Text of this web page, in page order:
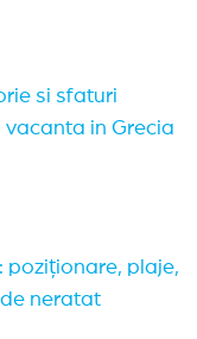
si sfaturi
in Grecia
poziționare, plaje,
neratat